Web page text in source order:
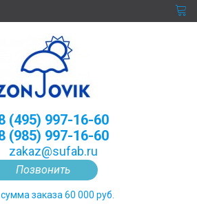
Позвонить
(495) 997-16-60
(985) 997-16-60
zakaz@sufab.ru
заказа 60 000 руб.